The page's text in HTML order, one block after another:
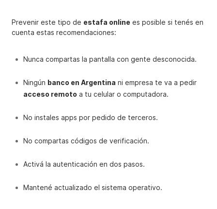
Prevenir este tipo de estafa online es posible si tenés en
cuenta estas recomendaciones:
Nunca compartas la pantalla con gente desconocida.
Ningún banco en Argentina ni empresa te va a pedir
acceso remoto a tu celular o computadora.
No instales apps por pedido de terceros.
No compartas códigos de verificación.
Activá la autenticación en dos pasos.
Mantené actualizado el sistema operativo.